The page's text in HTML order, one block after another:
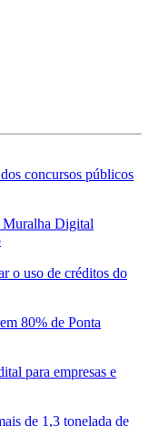
concursos públicos
Muralha Digital
o uso de créditos do
80% de Ponta
para empresas e
de 1,3 tonelada de